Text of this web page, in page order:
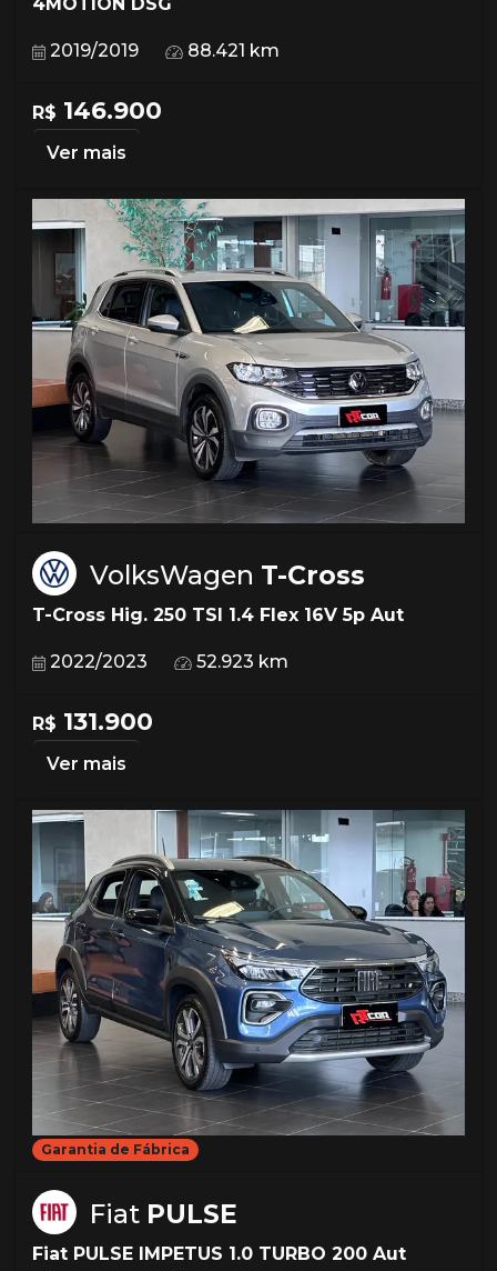
2019/2019 88.421 km
R$ 146.900
Ver mais
VolksWagen T-Cross
T-Cross Hig. 250 TSI 1.4 Flex 16V 5p Aut
2022/2023 52.923 km
R$ 131.900
Ver mais
Garantia de Fábrica
Fiat PULSE
Fiat PULSE IMPETUS 1.0 TURBO 200 Aut